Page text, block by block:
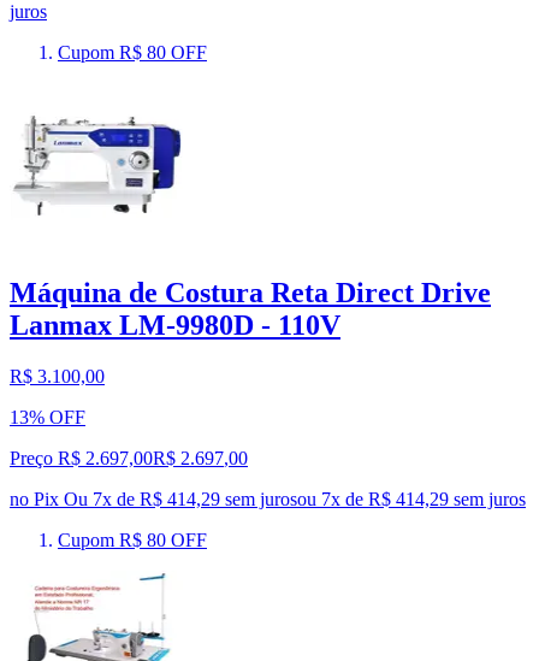
juros
Cupom R$ 80 OFF
Máquina de Costura Reta Direct Drive
Lanmax LM-9980D - 110V
R$ 3.100,00
13% OFF
Preço R$ 2.697,00R$ 2.697,00
no Pix Ou 7x de R$ 414,29 sem jurosou 7x de R$ 414,29 sem juros
Cupom R$ 80 OFF